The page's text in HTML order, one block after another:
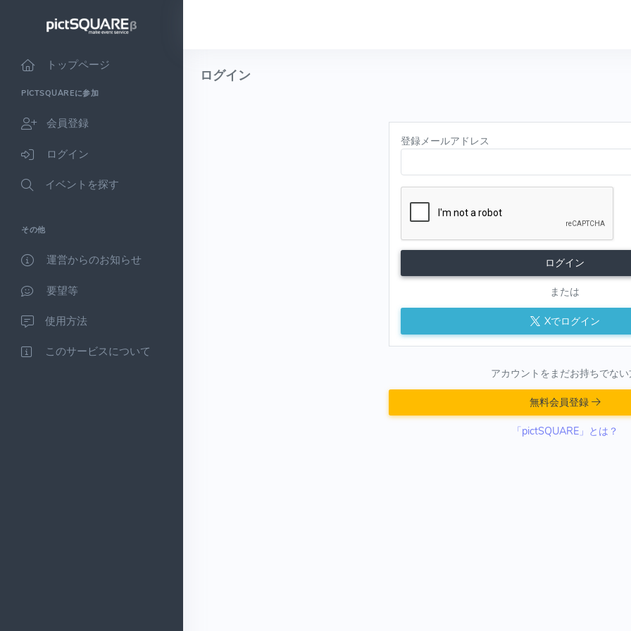
トップページ
PICTSQUAREに参加
会員登録
ログイン
イベントを探す
その他
運営からのお知らせ
要望等
使用方法
このサービスについて
ログイン
登録メールアドレス
ログイン
または
Xでログイン
アカウントをまだお持ちでな
無料会員登録
「pictSQUARE」とは？